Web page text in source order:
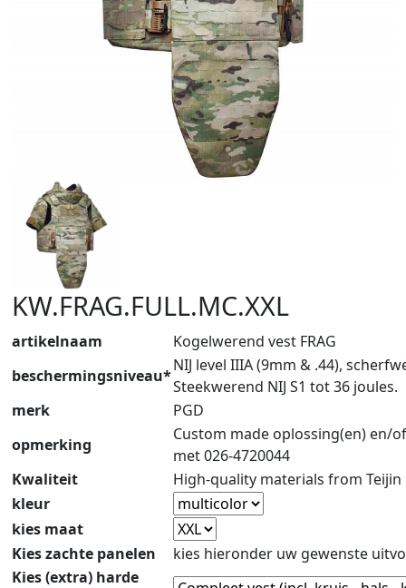
KW.FRAG.FULL.MC.XXL
artikelnaam
Kogelwerend vest FRAG
beschermingsniveau*
NIJ level IIIA (9mm & .44),
Steekwerend NIJ S1 tot 36 joules.
merk
PGD
opmerking
Custom made oplossing(en) en/
met 026-4720044
Kwaliteit
High-quality materials from Teijin
kleur
kies maat
Kies zachte panelen
kies hieronder uw gewenste
Kies (extra) harde